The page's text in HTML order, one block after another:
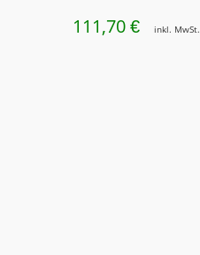
111,70 € inkl. MwSt.